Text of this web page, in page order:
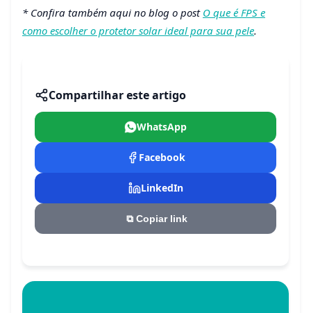
* Confira também aqui no blog o post O que é FPS e
como escolher o protetor solar ideal para sua pele.
Compartilhar este artigo
WhatsApp
Facebook
LinkedIn
⧉ Copiar link